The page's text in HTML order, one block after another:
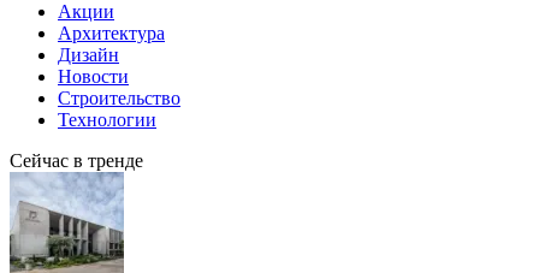
Акции
Архитектура
Дизайн
Новости
Строительство
Технологии
Сейчас в тренде